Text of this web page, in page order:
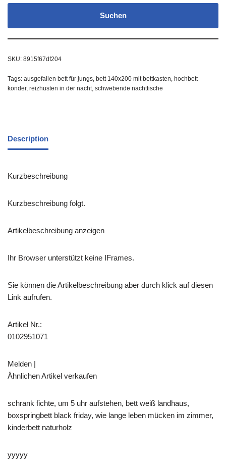
Suchen
SKU: 8915f67df204
Tags: ausgefallen bett für jungs, bett 140x200 mit bettkasten, hochbett
konder, reizhusten in der nacht, schwebende nachttische
Description
Kurzbeschreibung
Kurzbeschreibung folgt.
Artikelbeschreibung anzeigen
Ihr Browser unterstützt keine IFrames.
Sie können die Artikelbeschreibung aber durch klick auf diesen
Link aufrufen.
Artikel Nr.:
0102951071
Melden |
Ähnlichen Artikel verkaufen
schrank fichte, um 5 uhr aufstehen, bett weiß landhaus,
boxspringbett black friday, wie lange leben mücken im zimmer,
kinderbett naturholz
yyyyy